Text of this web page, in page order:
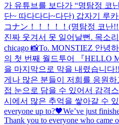
가 유튜브를 보다가 “명탐정 코
단~ 따다다다~다단) 갑자기 루
コナン！！！！！(명탐정 코난
진짜 웃겨서 못 일어날뻔. 목소
chicago 📸To. MONSTIEZ 안녕
의 첫 번째 월드투어 『HELLO
을 마지막으로 막을 내렸습니다
게나 많은 분들이 저희를 응원
접 눈으로 담을 수 있어서 감격
시에서 많은 추억을 쌓아갈 수
everyone up to?🖤We’ve just
Thank you to everyone who came